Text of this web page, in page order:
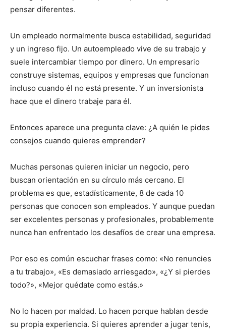
pensar diferentes.
Un empleado normalmente busca estabilidad, seguridad
y un ingreso fijo. Un autoempleado vive de su trabajo y
suele intercambiar tiempo por dinero. Un empresario
construye sistemas, equipos y empresas que funcionan
incluso cuando él no está presente. Y un inversionista
hace que el dinero trabaje para él.
Entonces aparece una pregunta clave: ¿A quién le pides
consejos cuando quieres emprender?
Muchas personas quieren iniciar un negocio, pero
buscan orientación en su círculo más cercano. El
problema es que, estadísticamente, 8 de cada 10
personas que conocen son empleados. Y aunque puedan
ser excelentes personas y profesionales, probablemente
nunca han enfrentado los desafíos de crear una empresa.
Por eso es común escuchar frases como: «No renuncies
a tu trabajo», «Es demasiado arriesgado», «¿Y si pierdes
todo?», «Mejor quédate como estás.»
No lo hacen por maldad. Lo hacen porque hablan desde
su propia experiencia. Si quieres aprender a jugar tenis,